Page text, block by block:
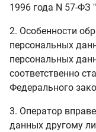
1996 года N 57-ФЗ
2. Особенности
персональных
персональных
соответственно
Федерального
3. Оператор
данных другому